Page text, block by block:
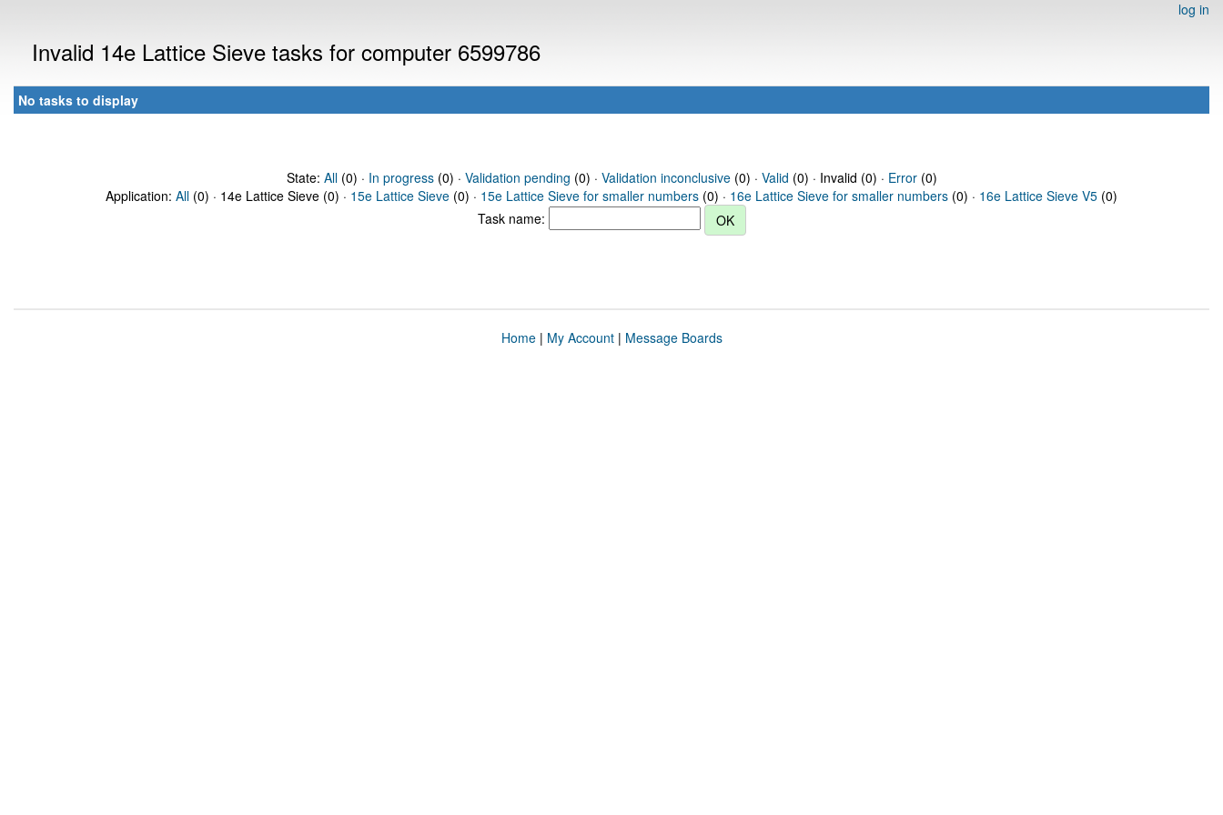
log in
Invalid 14e Lattice Sieve tasks for computer 6599786
No tasks to display
State: All(0) · In progress(0) · Validation pending (0) · Validation inconclusive(0) · Valid (0) · Invalid (0) · Error(0)
Application: All (0) · 14e Lattice Sieve (0) · 15e Lattice Sieve (0) · 15e Lattice Sieve for smaller numbers (0) · 16e Lattice Sieve for smaller numbers (0) · 16e Lattice Sieve V5 (0)
Task name:
Home| My Account| Message Boards